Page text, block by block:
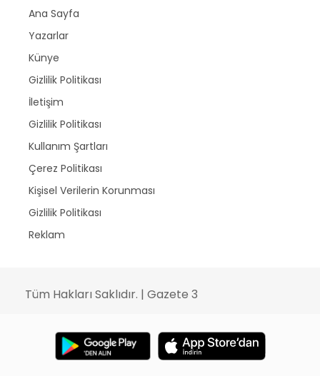
Ana Sayfa
Yazarlar
Künye
Gizlilik Politikası
İletişim
Gizlilik Politikası
Kullanım Şartları
Çerez Politikası
Kişisel Verilerin Korunması
Gizlilik Politikası
Reklam
Tüm Hakları Saklıdır. | Gazete 3